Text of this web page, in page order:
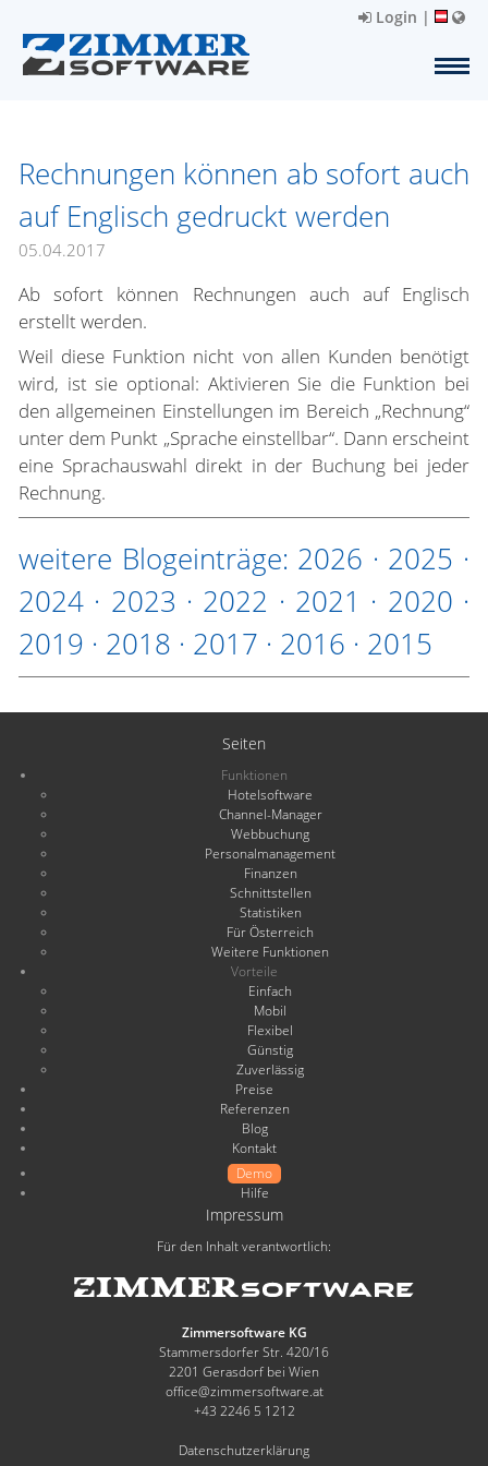
Login |
Rechnungen können ab sofort auch
auf Englisch gedruckt werden
05.04.2017
Ab sofort können Rechnungen auch auf Englisch
erstellt werden.
Weil diese Funktion nicht von allen Kunden benötigt
wird, ist sie optional: Aktivieren Sie die Funktion bei
den allgemeinen Einstellungen im Bereich „Rechnung“
unter dem Punkt „Sprache einstellbar“. Dann erscheint
eine Sprachauswahl direkt in der Buchung bei jeder
Rechnung.
weitere Blogeinträge: 2026 · 2025 ·
2024 · 2023 · 2022 · 2021 · 2020 ·
2019 · 2018 · 2017 · 2016 · 2015
Seiten
Funktionen
Hotelsoftware
Channel-Manager
Webbuchung
Personalmanagement
Finanzen
Schnittstellen
Statistiken
Für Österreich
Weitere Funktionen
Vorteile
Einfach
Mobil
Flexibel
Günstig
Zuverlässig
Preise
Referenzen
Blog
Kontakt
Demo
Hilfe
Impressum
Für den Inhalt verantwortlich:
Zimmersoftware KG
Stammersdorfer Str. 420/16
2201 Gerasdorf bei Wien
office@zimmersoftware.at
+43 2246 5 1212
Datenschutzerklärung